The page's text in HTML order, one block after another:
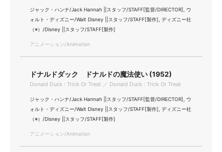
ジャック・ハンナ/Jack Hannah ||スタッフ/STAFF[監督/DIRECTOR], ウ
ォルト・ディズニー/Walt Disney ||スタッフ/STAFF[製作], ディズニー社
（※）/Disney ||スタッフ/STAFF[製作]
アニメーション/Animation
ドナルドダック ドナルドの魔法使い (1952)
Donald Duck : Trick Or Treat ／ Donald Duck : Trick Or Treat
ジャック・ハンナ/Jack Hannah ||スタッフ/STAFF[監督/DIRECTOR], ウ
ォルト・ディズニー/Walt Disney ||スタッフ/STAFF[製作], ディズニー社
（※）/Disney ||スタッフ/STAFF[製作]
アニメーション/Animation